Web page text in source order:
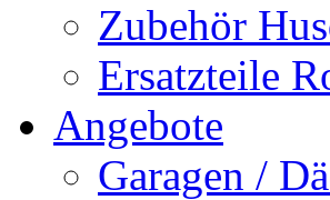
Zubehör
Ersatzteile
Angebote
Garagen /